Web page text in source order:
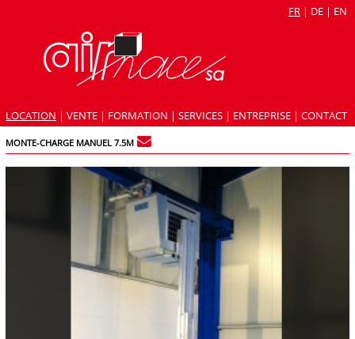
FR | DE | EN
LOCATION | VENTE | FORMATION | SERVICES | ENTREPRISE | CONTACT
MONTE-CHARGE MANUEL 7.5M